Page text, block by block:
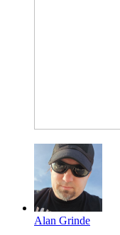
Alan Grinde